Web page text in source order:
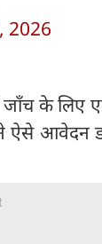
2026
जाँच के लिए
आवेदन